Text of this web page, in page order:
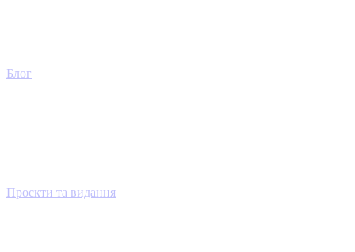
Блог
Проєкти та видання